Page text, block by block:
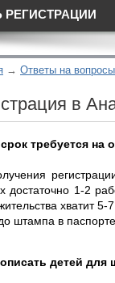
Ответы на
в
требуется
достаточно 1-2
хватит
штампа в
детей